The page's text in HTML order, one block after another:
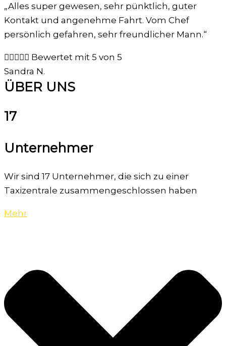
„Alles super gewesen, sehr pünktlich, guter
Kontakt und angenehme Fahrt. Vom Chef
persönlich gefahren, sehr freundlicher Mann.“
 Bewertet mit 5 von 5
Sandra N.
ÜBER UNS
17
Unternehmer
Wir sind 17 Unternehmer, die sich zu einer
Taxizentrale zusammengeschlossen haben
Mehr